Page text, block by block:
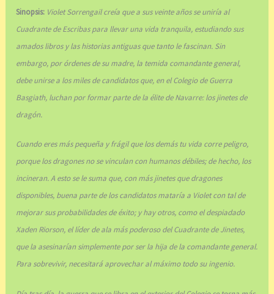
Sinopsis: Violet Sorrengail creía que a sus veinte años se uniría al
Cuadrante de Escribas para llevar una vida tranquila, estudiando sus
amados libros y las historias antiguas que tanto le fascinan. Sin
embargo, por órdenes de su madre, la temida comandante general,
debe unirse a los miles de candidatos que, en el Colegio de Guerra
Basgiath, luchan por formar parte de la élite de Navarre: los jinetes de
dragón.
Cuando eres más pequeña y frágil que los demás tu vida corre peligro,
porque los dragones no se vinculan con humanos débiles; de hecho, los
incineran. A esto se le suma que, con más jinetes que dragones
disponibles, buena parte de los candidatos mataría a Violet con tal de
mejorar sus probabilidades de éxito; y hay otros, como el despiadado
Xaden Riorson, el líder de ala más poderoso del Cuadrante de Jinetes,
que la asesinarían simplemente por ser la hija de la comandante general.
Para sobrevivir, necesitará aprovechar al máximo todo su ingenio.